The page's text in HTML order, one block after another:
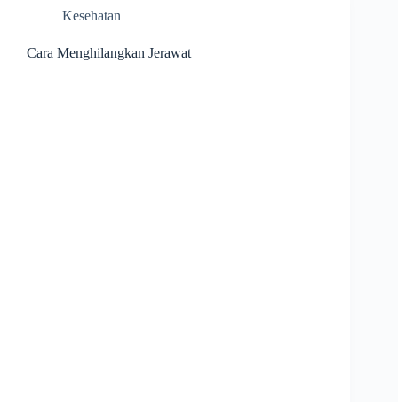
Kesehatan
Cara Menghilangkan Jerawat